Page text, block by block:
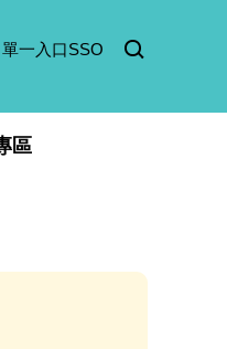
單一入口SSO
區